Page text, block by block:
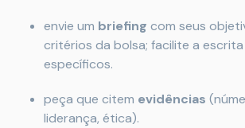
envie um briefing com seus
critérios da bolsa; facilite a
específicos.
peça que citem evidências
liderança, ética).